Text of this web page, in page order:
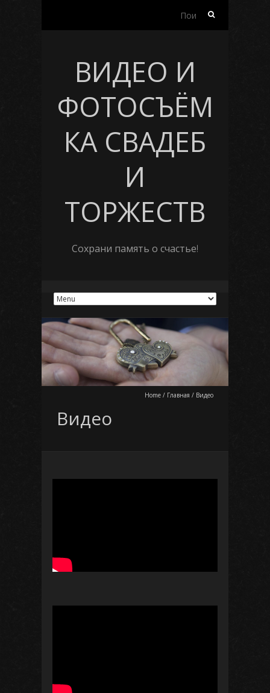
Найти:
ВИДЕО И
ФОТОСЪЁМ
КА СВАДЕБ
И
ТОРЖЕСТВ
Сохрани память о счастье!
Home / Главная / Видео
Видео